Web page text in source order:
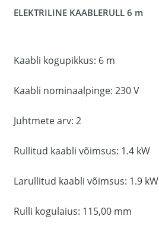
ELEKTRILINE KAABLERULL 6 m
Kaabli kogupikkus: 6 m
Kaabli nominaalpinge: 230 V
Juhtmete arv: 2
Rullitud kaabli võimsus: 1.4 kW
Larullitud kaabli võimsus: 1.9 kW
Rulli kogulaius: 115,00 mm